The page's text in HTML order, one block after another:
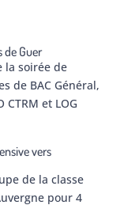
de Guer
la soirée de
de BAC Général,
CTRM et LOG
vers
de la classe
pour 4